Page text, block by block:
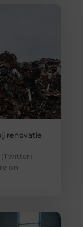
renovatie
(Twitter)
on